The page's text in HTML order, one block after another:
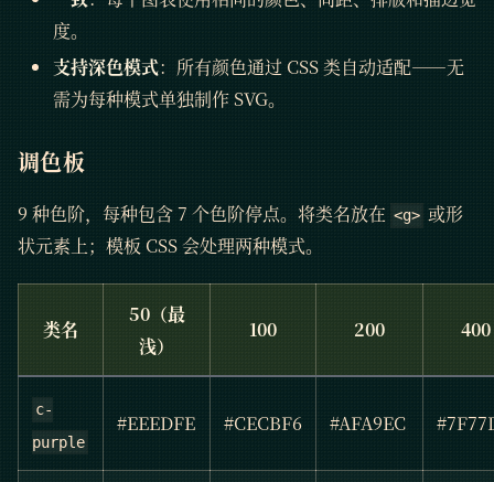
度。
支持深色模式：所有颜色通过 CSS 类自动适配——无
需为每种模式单独制作 SVG。
调色板
9 种色阶，每种包含 7 个色阶停点。将类名放在 <g> 或形
状元素上；模板 CSS 会处理两种模式。
类名
50（最
浅）
100 200 400
c-
purple
#EEEDFE #CECBF6 #AFA9EC